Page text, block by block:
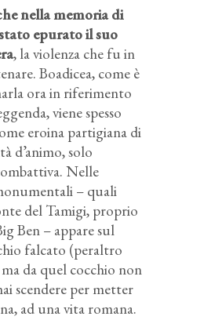
nella memoria di
epurato il suo
, la violenza che fu in
Boadicea, come è
ora in riferimento
viene spesso
eroina partigiana di
d’animo, solo
Nelle
– quali
del Tamigi, proprio
Ben – appare sul
falcato (peraltro
da quel cocchio non
scendere per metter
ad una vita romana.